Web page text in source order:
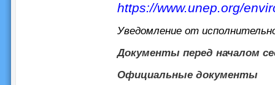
https://www.unep.org/
Уведомление от
Документы перед началом
Официальные документы